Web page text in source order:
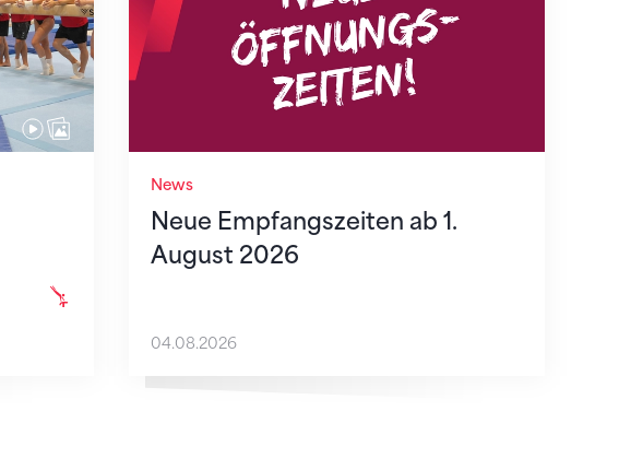
News
Neue Empfangszeiten ab 1.
August 2026
04.08.2026